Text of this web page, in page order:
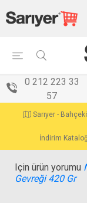
0 212 223 33
57
Sarıyer -
İndirim
Için ürün yorumu
Gevreği 420 Gr